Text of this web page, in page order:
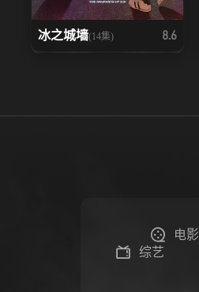
冰之城墙(14集) 8.6
电影
综艺